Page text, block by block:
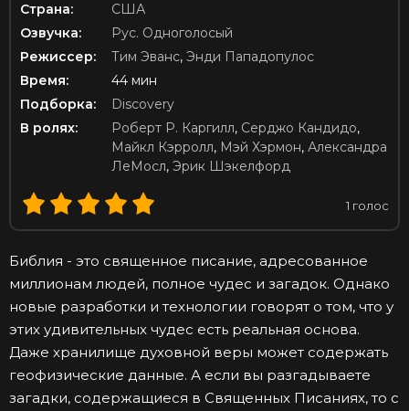
Страна:
США
Озвучка:
Рус. Одноголосый
Режиссер:
Тим Эванс, Энди Пападопулос
Время:
44 мин
Подборка:
Discovery
В ролях:
Роберт Р. Каргилл, Серджо Кандидо,
Майкл Кэрролл, Мэй Хэрмон, Александра
ЛеМосл, Эрик Шэкелфорд
1 голос
Библия - это священное писание, адресованное
миллионам людей, полное чудес и загадок. Однако
новые разработки и технологии говорят о том, что у
этих удивительных чудес есть реальная основа.
Даже хранилище духовной веры может содержать
геофизические данные. А если вы разгадываете
загадки, содержащиеся в Священных Писаниях, то с